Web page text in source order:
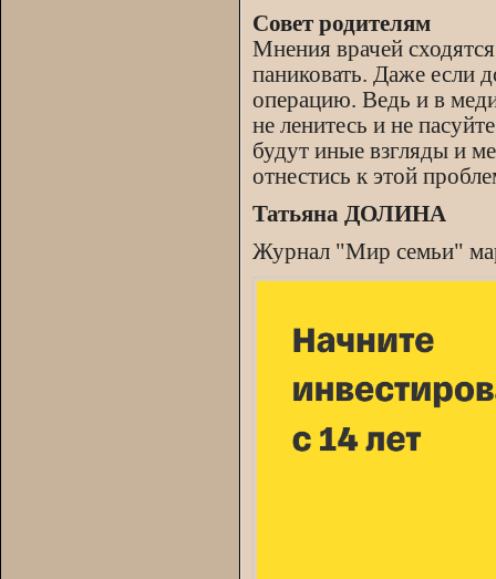
Совет родителям
Мнения врачей
паниковать. Даже если
операцию. Ведь и в
не ленитесь и не
будут иные взгляды и
отнестись к этой
Татьяна ДОЛИНА
Журнал "Мир семьи"